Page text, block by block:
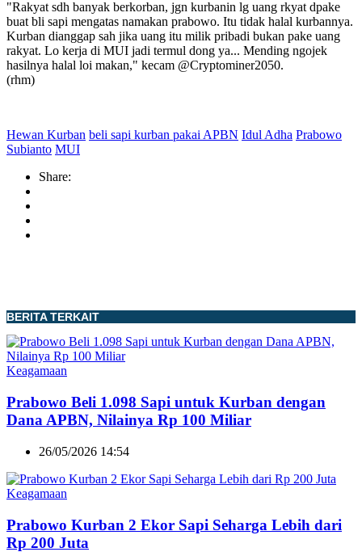
"Rakyat sdh banyak berkorban, jgn kurbanin lg uang rkyat dpake
buat bli sapi mengatas namakan prabowo. Itu tidak halal kurbannya.
Kurban dianggap sah jika uang itu milik pribadi bukan pake uang
rakyat. Lo kerja di MUI jadi termul dong ya... Mending ngojek
hasilnya halal loi makan," kecam @Cryptominer2050.
(rhm)
Hewan Kurban beli sapi kurban pakai APBN Idul Adha Prabowo
Subianto MUI
Share:
BERITA TERKAIT
Keagamaan
Prabowo Beli 1.098 Sapi untuk Kurban dengan
Dana APBN, Nilainya Rp 100 Miliar
26/05/2026 14:54
Keagamaan
Prabowo Kurban 2 Ekor Sapi Seharga Lebih dari
Rp 200 Juta